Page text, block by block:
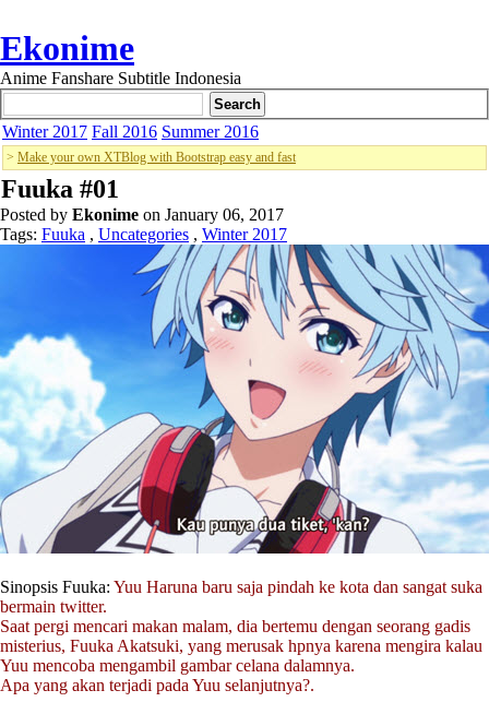
Ekonime
Anime Fanshare Subtitle Indonesia
Winter 2017 Fall 2016 Summer 2016
> Make your own XTBlog with Bootstrap easy and fast
Fuuka #01
Posted by Ekonime on January 06, 2017
Tags: Fuuka , Uncategories , Winter 2017
Sinopsis Fuuka: Yuu Haruna baru saja pindah ke kota dan sangat suka
bermain twitter.
Saat pergi mencari makan malam, dia bertemu dengan seorang gadis
misterius, Fuuka Akatsuki, yang merusak hpnya karena mengira kalau
Yuu mencoba mengambil gambar celana dalamnya.
Apa yang akan terjadi pada Yuu selanjutnya?.